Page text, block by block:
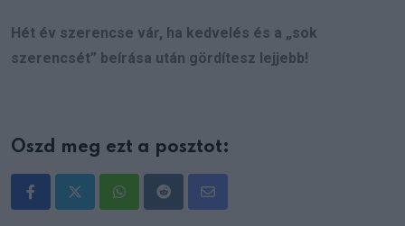
Hét év szerencse vár, ha kedvelés és a „sok
szerencsét” beírása után gördítesz lejjebb!
Oszd meg ezt a posztot:
WhatsappRedditShare